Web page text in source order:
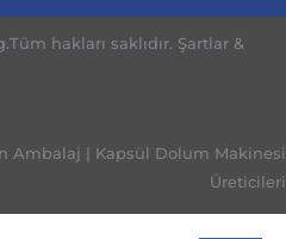
hakları saklıdır. Şartlar &
Ambalaj | Kapsül Dolum Makinesi
Üreticileri